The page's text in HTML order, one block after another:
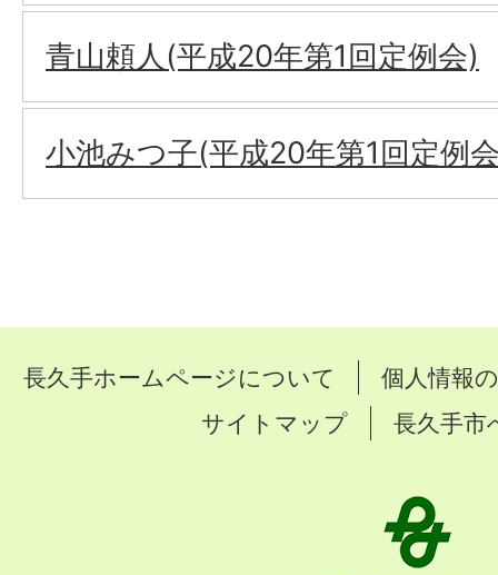
青山頼人(平成20年第1回定例会)
小池みつ子(平成20年第1回定例
長久手ホームページについて
個人情報
サイトマップ
長久手市